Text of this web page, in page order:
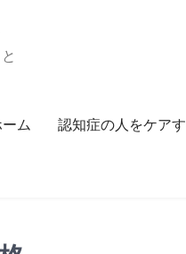
ム 認知症の人をケア